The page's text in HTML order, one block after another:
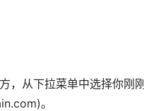
，从下拉菜单中选择你刚
。